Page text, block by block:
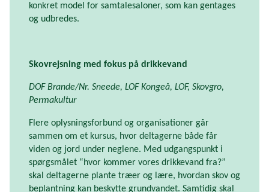
konkret model for samtalesaloner, som kan gentages
og udbredes.
Skovrejsning med fokus på drikkevand
DOF Brande/Nr. Sneede, LOF Kongeå, LOF, Skovgro,
Permakultur
Flere oplysningsforbund og organisationer går
sammen om et kursus, hvor deltagerne både får
viden og jord under neglene. Med udgangspunkt i
spørgsmålet “hvor kommer vores drikkevand fra?”
skal deltagerne plante træer og lære, hvordan skov og
beplantning kan beskytte grundvandet. Samtidig skal